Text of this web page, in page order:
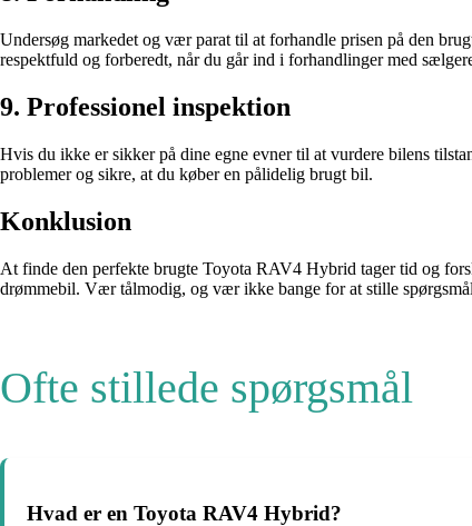
Undersøg markedet og vær parat til at forhandle prisen på den
respektfuld og forberedt, når du går ind i forhandlinger med
9. Professionel inspektion
Hvis du ikke er sikker på dine egne evner til at vurdere bilens
problemer og sikre, at du køber en pålidelig brugt bil.
Konklusion
At finde den perfekte brugte Toyota RAV4 Hybrid tager tid og
drømmebil. Vær tålmodig, og vær ikke bange for at stille
Ofte stillede spørgsmål
Hvad er en Toyota RAV4 Hybrid?